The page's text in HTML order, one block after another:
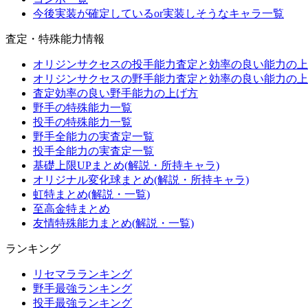
今後実装が確定しているor実装しそうなキャラ一覧
査定・特殊能力情報
オリジンサクセスの投手能力査定と効率の良い能力の
オリジンサクセスの野手能力査定と効率の良い能力の
査定効率の良い野手能力の上げ方
野手の特殊能力一覧
投手の特殊能力一覧
野手全能力の実査定一覧
投手全能力の実査定一覧
基礎上限UPまとめ(解説・所持キャラ)
オリジナル変化球まとめ(解説・所持キャラ)
虹特まとめ(解説・一覧)
至高金特まとめ
友情特殊能力まとめ(解説・一覧)
ランキング
リセマラランキング
野手最強ランキング
投手最強ランキング